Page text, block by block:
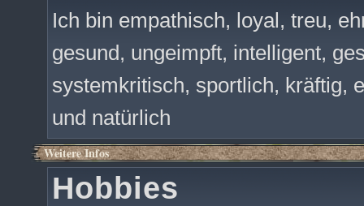
Ich bin empathisch, loyal, treu,
gesund, ungeimpft, intelligent,
systemkritisch, sportlich, kräftig,
und natürlich
Weitere Infos
Hobbies